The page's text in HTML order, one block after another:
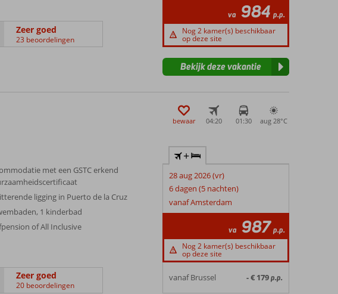
Zeer goed
23 beoordelingen
va 984 p.p.
Nog 2 kamer(s) beschikbaar
op deze site
Bekijk deze vakantie
bewaar 04:20 01:30 aug 28°C
met een GSTC erkend
ligging in Puerto de la Cruz
1 kinderbad
of All Inclusive
Zeer goed
20 beoordelingen
+
28 aug 2026 (vr)
6 dagen (5 nachten)
vanaf Amsterdam
va 987 p.p.
Nog 2 kamer(s) beschikbaar
op deze site
vanaf Brussel - € 179p.p.